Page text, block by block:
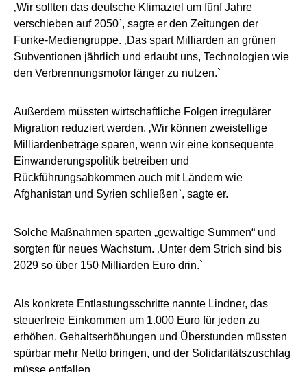
‚Wir sollten das deutsche Klimaziel um fünf Jahre
verschieben auf 2050`, sagte er den Zeitungen der
Funke-Mediengruppe. ‚Das spart Milliarden an grünen
Subventionen jährlich und erlaubt uns, Technologien wie
den Verbrennungsmotor länger zu nutzen.`
Außerdem müssten wirtschaftliche Folgen irregulärer
Migration reduziert werden. ‚Wir können zweistellige
Milliardenbeträge sparen, wenn wir eine konsequente
Einwanderungspolitik betreiben und
Rückführungsabkommen auch mit Ländern wie
Afghanistan und Syrien schließen`, sagte er.
Solche Maßnahmen sparten „gewaltige Summen“ und
sorgten für neues Wachstum. ‚Unter dem Strich sind bis
2029 so über 150 Milliarden Euro drin.`
Als konkrete Entlastungsschritte nannte Lindner, das
steuerfreie Einkommen um 1.000 Euro für jeden zu
erhöhen. Gehaltserhöhungen und Überstunden müssten
spürbar mehr Netto bringen, und der Solidaritätszuschlag
müsse entfallen.